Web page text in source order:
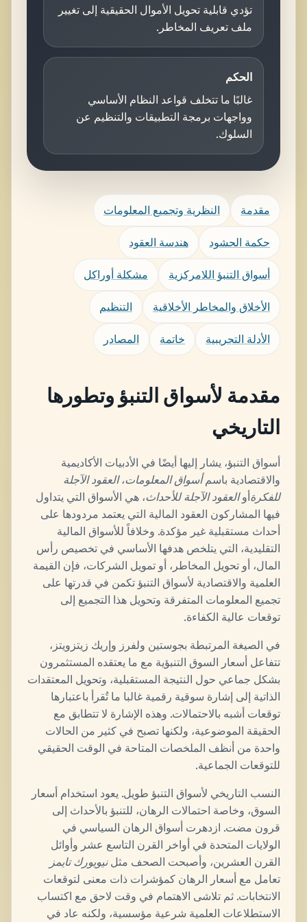
تؤدي قابلية تحويل الأموال الحقيقية إلى تغيير
ملف تعريف المخاطر.
الحكم
غالبًا ما تتخلف قواعد النظام الأساسي
وواجهات برمجة التطبيقات والتنظيم عن
السلوك.
مقدمة النظرية وتجميع المعلومات
حكمة الحشود هندسة العقود
أسواق التنبؤ اللامركزية مشكلة أوراكل
الأخلاق والمخاطر الأخلاقية التنظيم
الأدلة التجريبية خاتمة المصادر
مقدمة لأسواق التنبؤ وتطورها
التاريخي
أسواق التنبؤ، يشار إليها أيضًا في الأدبيات الأكاديمية
والاقتصادية باسمأسواق المعلومات،العقود الآجلة
للفكرةأوالعقود الآجلة للأحداث، هي الأسواق التي يتداول
فيها المشاركون العقود المالية التي يعتمد مردودها على
أحداث مستقبلية غير مؤكدة. وخلافاً للأسواق المالية
التقليدية، التي يتلخص هدفها الأساسي في تخصيص رأس
المال، أو تحويل المخاطر، أو تمويل الشركات، فإن القيمة
العلمية والاقتصادية لأسواق التنبؤ تكمن في قدرتها على
تجميع المعلومات المتفرقة وتحويل هذا التجميع إلى
توقعات عالية الكفاءة.
في الصيغة المرتبطة بجوستين ولفرز وإريك زيتزويتز،
تتفاعل أسعار السوق التنبؤية مع ما يعتقده المستثمرون
بشكل جماعي حول النتيجة المستقبلية، وتحويل المعتقدات
الذاتية إلى إشارة سوقية رقمية غالبا ما تُقرأ باعتبارها
توقعات أشبه بالاحتمالات. وهذه الإشارة لا تتطابق مع
الحقيقة الموضوعية، ولكنها تصبح في كثير من الحالات
واحدة من أنظف الملخصات المتاحة في الوقت الحقيقي
للتوقعات الجماعية.
النسب التاريخي لأسواق التنبؤ طويل. يعود استخدام أسعار
السوق، وخاصة احتمالات الرهان، للتنبؤ بالأحداث إلى
قرون مضت. ازدهرت أسواق الرهان السياسي في
الولايات المتحدة في أواخر القرن التاسع عشر وأوائل
القرن العشرين، وأصبحت الصحف مثلنيويورك تايمز
تعامل مع أسعار الرهان كمؤشرات ذات معنى لتوقعات
الانتخابات. ثم تلاشى الاهتمام في وقت لاحق مع اكتساب
الاستطلاعات العلمية شرعية مؤسسية، ولكنه عاد في